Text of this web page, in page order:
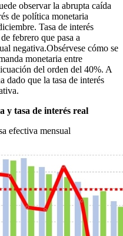
observar la abrupta caída
de política monetaria
Tasa de interés
febrero que pasa a
negativa.Obsérvese cómo se
monetaria entre
del orden del 40%. A
dado que la tasa de interés
y tasa de interés real
efectiva mensual